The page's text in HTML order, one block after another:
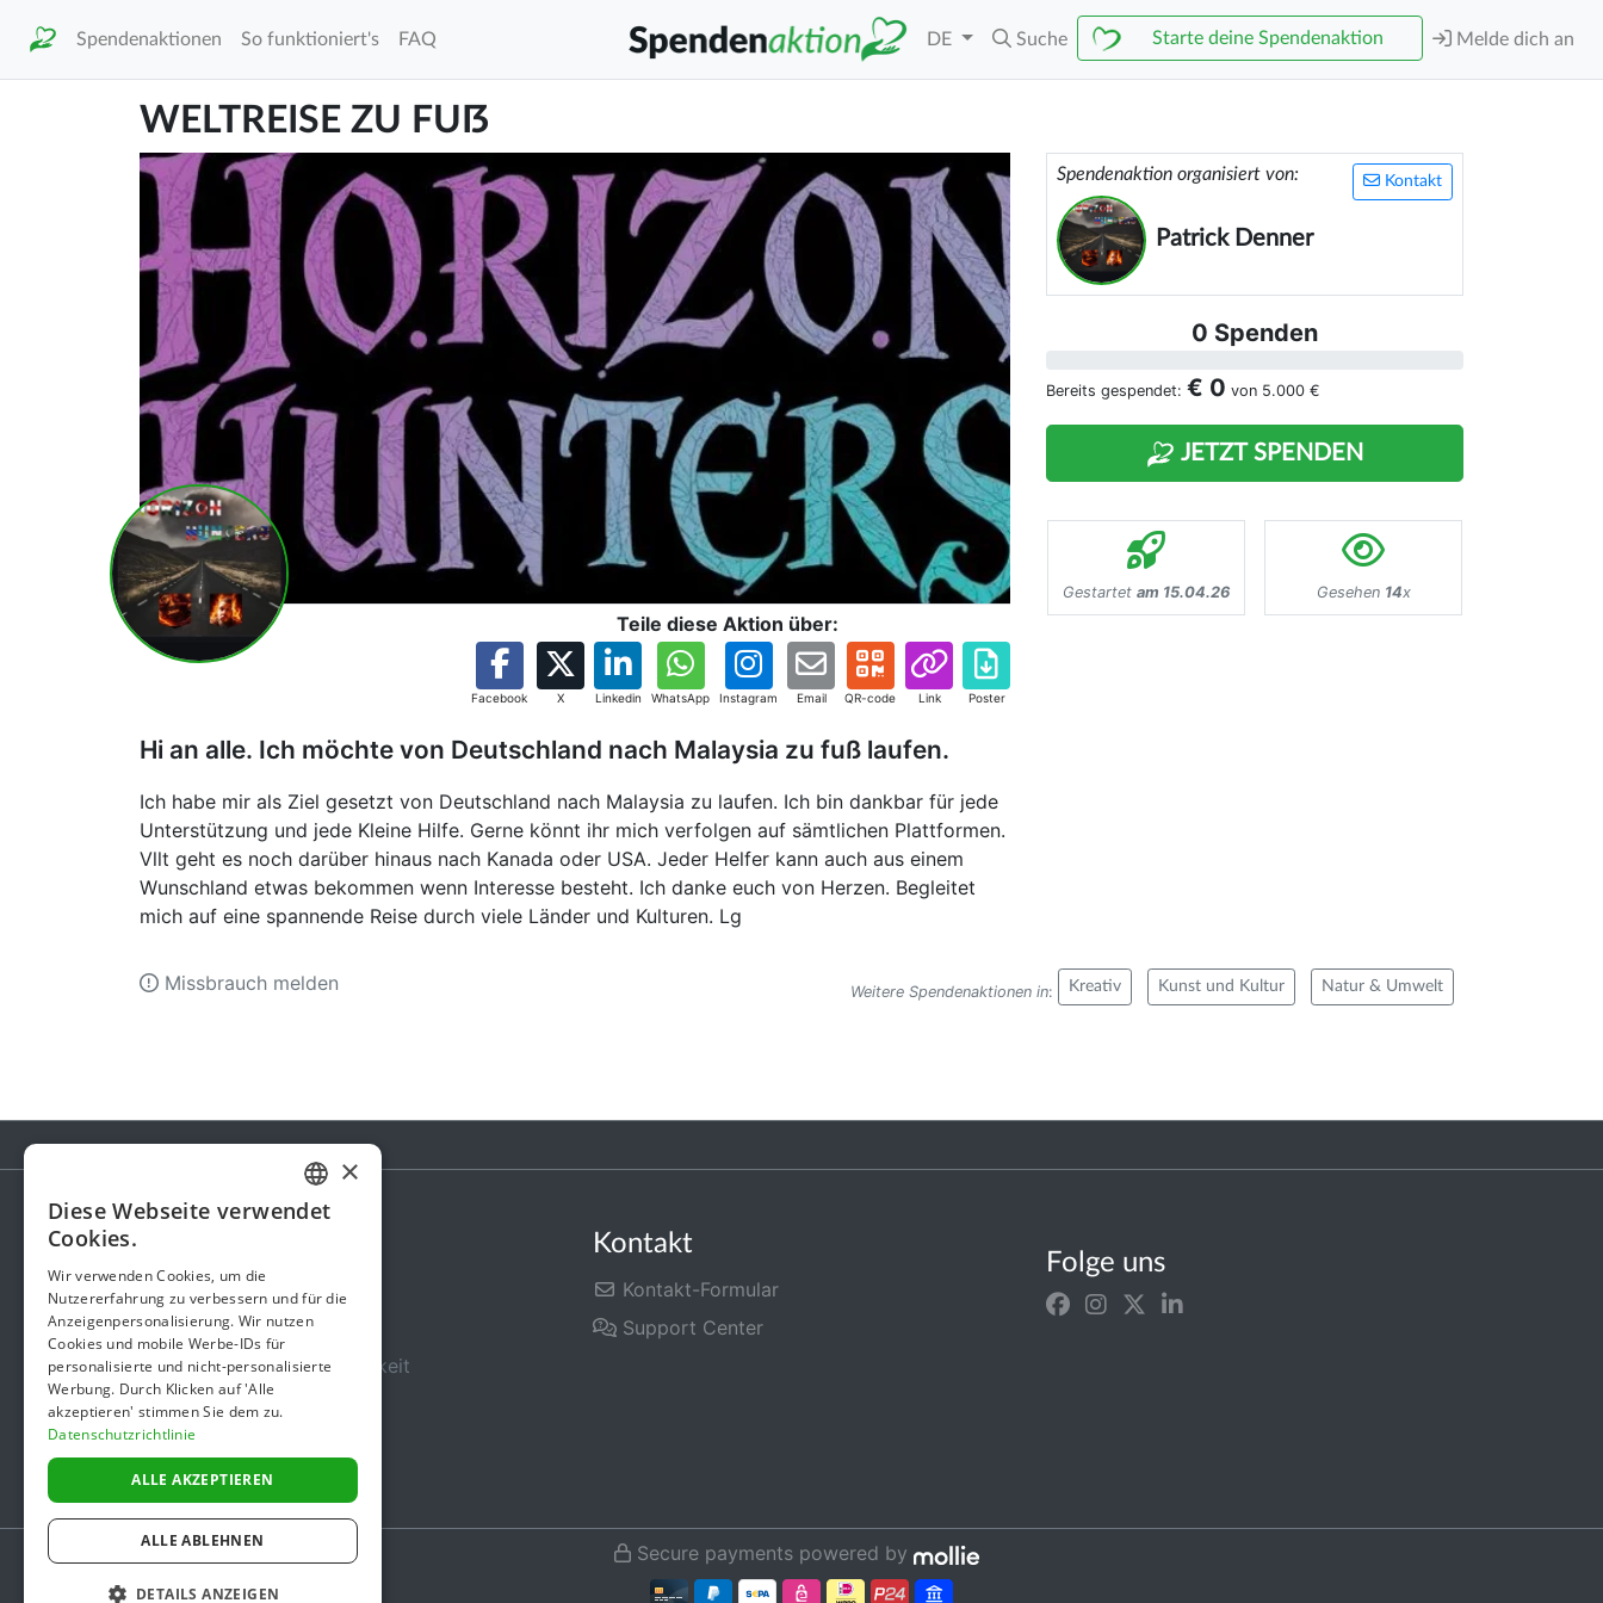
Spendenaktionen So funktioniert's FAQ DE Suche Starte deine Spendenaktion Melde dich an
WELTREISE ZU FUẞ
Teile diese Aktion über:
Facebook X Linkedin WhatsApp Instagram Email QR-code Link Poster
Hi an alle. Ich möchte von Deutschland nach Malaysia zu fuß laufen.
Ich habe mir als Ziel gesetzt von Deutschland nach Malaysia zu laufen. Ich bin dankbar für jede
Unterstützung und jede Kleine Hilfe. Gerne könnt ihr mich verfolgen auf sämtlichen Plattformen.
Vllt geht es noch darüber hinaus nach Kanada oder USA. Jeder Helfer kann auch aus einem
Wunschland etwas bekommen wenn Interesse besteht. Ich danke euch von Herzen. Begleitet
mich auf eine spannende Reise durch viele Länder und Kulturen. Lg
Kontakt
Spendenaktion organisiert von:
Patrick Denner
0 Spenden
Bereits gespendet: € 0 von 5.000 €
JETZT SPENDEN
Gestartet am 15.04.26 Gesehen 14x
Weitere Spendenaktionen in: Kreativ Kunst und Kultur Natur & Umwelt
Missbrauch melden
Gebühren
Über uns
Sicherheit und Zuverlässigkeit
Nutzungsbedingungen
Datenschutz
Impressum
Kontakt
Kontakt-Formular
Support Center
Folge uns
Secure payments powered by
GERMAN
×
Diese Webseite verwendet
Cookies.
Wir verwenden Cookies, um die
Nutzererfahrung zu verbessern und für die
Anzeigenpersonalisierung. Wir nutzen
Cookies und mobile Werbe-IDs für
personalisierte und nicht-personalisierte
Werbung. Durch Klicken auf 'Alle
akzeptieren' stimmen Sie dem zu.
Datenschutzrichtlinie
ALLE AKZEPTIEREN
ALLE ABLEHNEN
DETAILS ANZEIGEN